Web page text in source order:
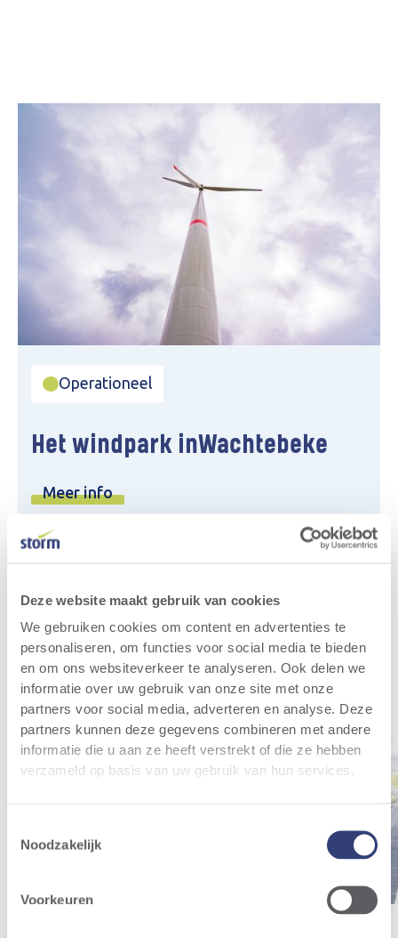
Deze website maakt gebruik van cookies
We gebruiken cookies om content en advertenties te
personaliseren, om functies voor social media te bieden
en om ons websiteverkeer te analyseren. Ook delen we
informatie over uw gebruik van onze site met onze
partners voor social media, adverteren en analyse. Deze
partners kunnen deze gegevens combineren met andere
informatie die u aan ze heeft verstrekt of die ze hebben
verzameld op basis van uw gebruik van hun services.
Noodzakelijk
Voorkeuren
Operationeel
Het windpark inWachtebeke
Meer info